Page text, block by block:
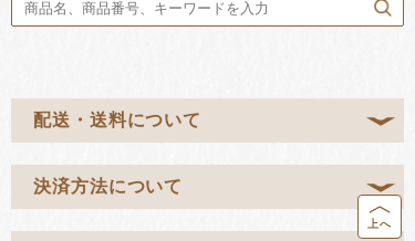
配送・送料について
決済方法について
上へ